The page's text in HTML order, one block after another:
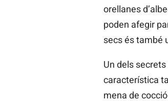
orellanes
poden afegir
secs és també
Un dels
característica
mena de